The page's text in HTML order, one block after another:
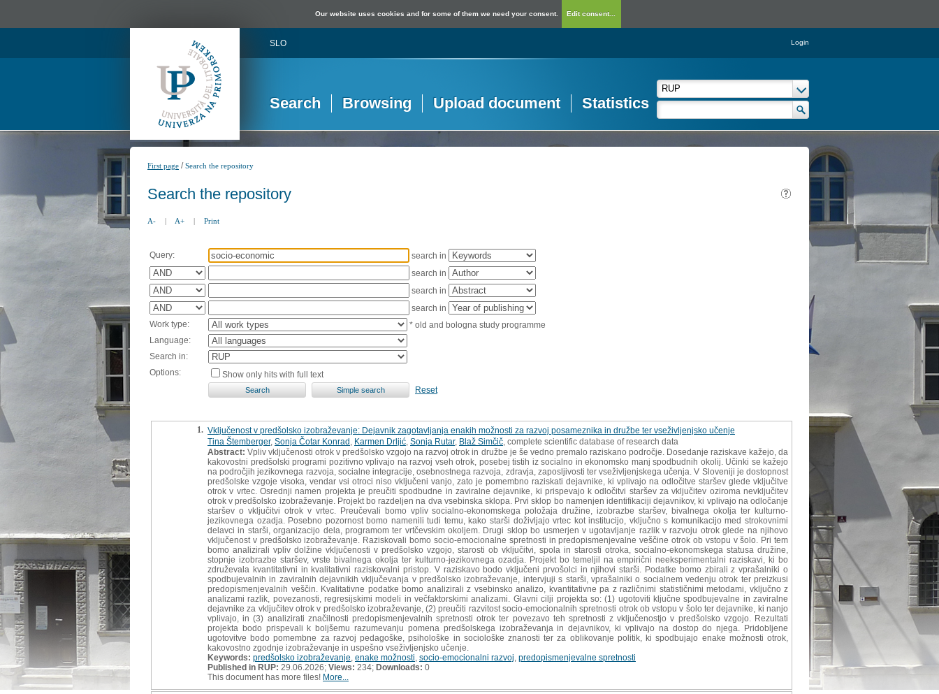
Our website uses cookies and for some of them we need your consent. Edit consent...
SLO Login
Search Browsing Upload document Statistics
First page /Search the repository
Search the repository
A- | A+ | Print
Query:
search in
search in
search in
search in
Work type:
* old and bologna study programme
Language:
Search in:
Options:
Show only hits with full text
Reset
1. Vključenost v predšolsko izobraževanje: Dejavnik zagotavljanja enakih možnosti za razvoj posameznika in družbe ter vseživljenjsko učenje
Tina Štemberger, Sonja Čotar Konrad Karmen Drljić Sonja Rutar, Blaž Simčič , complete scientific database of research data
Abstract: Vpliv vključenosti otrok v predšolsko vzgojo na razvoj otrok in družbe je še vedno premalo raziskano področje. Dosedanje raziskave kažejo, da
kakovostni predšolski programi pozitivno vplivajo na razvoj vseh otrok, posebej tistih iz socialno in ekonomsko manj spodbudnih okolij. Učinki se kažejo
na področjih jezikovnega razvoja, socialne integracije, osebnostnega razvoja, zdravja, zaposljivosti ter vseživljenjskega učenja. V Sloveniji je dostopnost
predšolske vzgoje visoka, vendar vsi otroci niso vključeni vanjo, zato je pomembno raziskati dejavnike, ki vplivajo na odločitve staršev glede vključitve
otrok v vrtec. Osrednji namen projekta je preučiti spodbudne in zaviralne dejavnike, ki prispevajo k odločitvi staršev za vključitev oziroma nevključitev
otrok v predšolsko izobraževanje. Projekt bo razdeljen na dva vsebinska sklopa. Prvi sklop bo namenjen identifikaciji dejavnikov, ki vplivajo na odločanje
staršev o vključitvi otrok v vrtec. Preučevali bomo vpliv socialno-ekonomskega položaja družine, izobrazbe staršev, bivalnega okolja ter kulturno-
jezikovnega ozadja. Posebno pozornost bomo namenili tudi temu, kako starši doživljajo vrtec kot institucijo, vključno s komunikacijo med strokovnimi
delavci in starši, organizacijo dela, programom ter vrtčevskim okoljem. Drugi sklop bo usmerjen v ugotavljanje razlik v razvoju otrok glede na njihovo
vključenost v predšolsko izobraževanje. Raziskovali bomo socio-emocionalne spretnosti in predopismenjevalne veščine otrok ob vstopu v šolo. Pri tem
bomo analizirali vpliv dolžine vključenosti v predšolsko vzgojo, starosti ob vključitvi, spola in starosti otroka, socialno-ekonomskega statusa družine,
stopnje izobrazbe staršev, vrste bivalnega okolja ter kulturno-jezikovnega ozadja. Projekt bo temeljil na empirični neeksperimentalni raziskavi, ki bo
združevala kvantitativni in kvalitativni raziskovalni pristop. V raziskavo bodo vključeni prvošolci in njihovi starši. Podatke bomo zbirali z vprašalniki o
spodbujevalnih in zaviralnih dejavnikih vključevanja v predšolsko izobraževanje, intervjuji s starši, vprašalniki o socialnem vedenju otrok ter preizkusi
predopismenjevalnih veščin. Kvalitativne podatke bomo analizirali z vsebinsko analizo, kvantitativne pa z različnimi statističnimi metodami, vključno z
analizami razlik, povezanosti, regresijskimi modeli in večfaktorskimi analizami. Glavni cilji projekta so: (1) ugotoviti ključne spodbujevalne in zaviralne
dejavnike za vključitev otrok v predšolsko izobraževanje, (2) preučiti razvitost socio-emocionalnih spretnosti otrok ob vstopu v šolo ter dejavnike, ki nanjo
vplivajo, in (3) analizirati značilnosti predopismenjevalnih spretnosti otrok ter povezavo teh spretnosti z vključenostjo v predšolsko vzgojo. Rezultati
projekta bodo prispevali k boljšemu razumevanju pomena predšolskega izobraževanja in dejavnikov, ki vplivajo na dostop do njega. Pridobljene
ugotovitve bodo pomembne za razvoj pedagoške, psihološke in sociološke znanosti ter za oblikovanje politik, ki spodbujajo enake možnosti otrok,
kakovostno zgodnje izobraževanje in uspešno vseživljenjsko učenje.
Keywords: predšolsko izobraževanje enake možnosti socio-emocionalni razvoj predopismenjevalne spretnosti
Published in RUP: 29.06.2026; Views: 234; Downloads: 0
This document has more files! More...